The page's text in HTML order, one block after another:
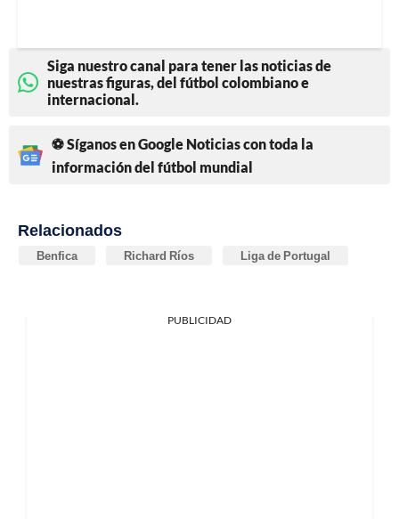
Siga nuestro canal para tener las noticias de
nuestras figuras, del fútbol colombiano e
internacional.
⚽ Síganos en Google Noticias con toda la
información del fútbol mundial
Relacionados
Benfica Richard Ríos Liga de Portugal
PUBLICIDAD